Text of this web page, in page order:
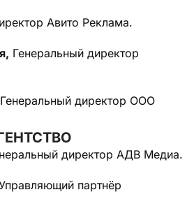
Авито Реклама.
Генеральный директор
директор ООО
директор АДВ Медиа.
партнёр